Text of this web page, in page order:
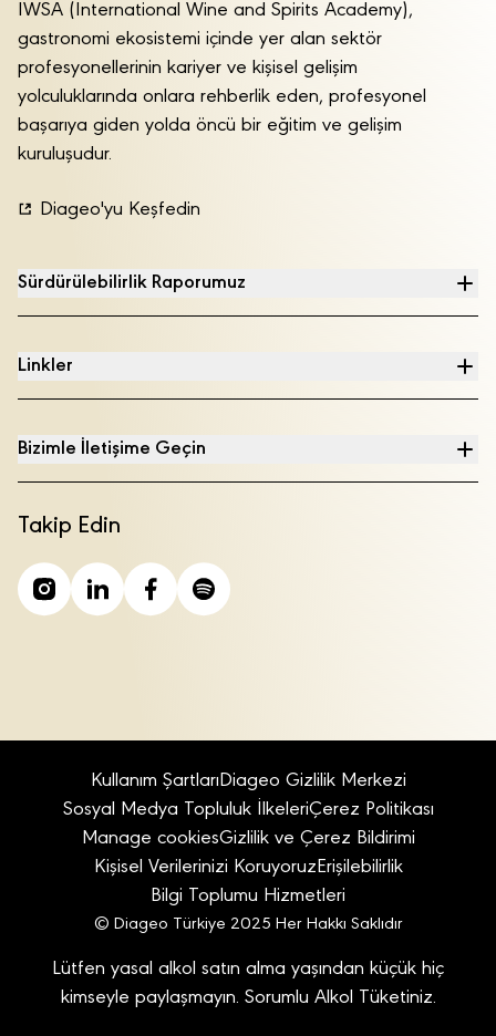
IWSA (International Wine and Spirits Academy),
gastronomi ekosistemi içinde yer alan sektör
profesyonellerinin kariyer ve kişisel gelişim
yolculuklarında onlara rehberlik eden, profesyonel
başarıya giden yolda öncü bir eğitim ve gelişim
kuruluşudur.
Diageo'yu Keşfedin
Sürdürülebilirlik Raporumuz
Linkler
Bizimle İletişime Geçin
Takip Edin
Kullanım ŞartlarıDiageo Gizlilik Merkezi
Sosyal Medya Topluluk İlkeleriÇerez Politikası
Manage cookiesGizlilik ve Çerez Bildirimi
Kişisel Verilerinizi KoruyoruzErişilebilirlik
Bilgi Toplumu Hizmetleri
© Diageo Türkiye 2025 Her Hakkı Saklıdır
Lütfen yasal alkol satın alma yaşından küçük hiç
kimseyle paylaşmayın. Sorumlu Alkol Tüketiniz.